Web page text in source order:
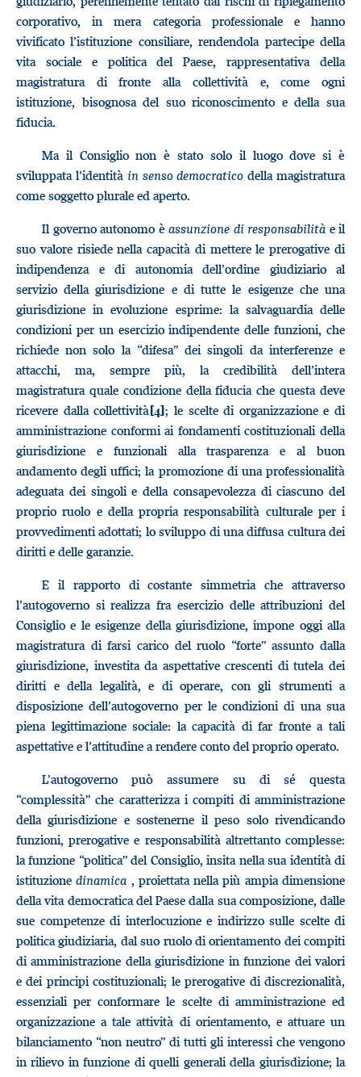
corporativo, in mera categoria professionale e hanno
vivificato l’istituzione consiliare, rendendola partecipe della
vita sociale e politica del Paese, rappresentativa della
magistratura di fronte alla collettività e, come ogni
istituzione, bisognosa del suo riconoscimento e della sua
fiducia.
Ma il Consiglio non è stato solo il luogo dove si è
sviluppata l’identità in senso democratico della magistratura
come soggetto plurale ed aperto.
Il governo autonomo è assunzione di responsabilità e il
suo valore risiede nella capacità di mettere le prerogative di
indipendenza e di autonomia dell’ordine giudiziario al
servizio della giurisdizione e di tutte le esigenze che una
giurisdizione in evoluzione esprime: la salvaguardia delle
condizioni per un esercizio indipendente delle funzioni, che
richiede non solo la “difesa” dei singoli da interferenze e
attacchi, ma, sempre più, la credibilità dell’intera
magistratura quale condizione della fiducia che questa deve
ricevere dalla collettività[4]; le scelte di organizzazione e di
amministrazione conformi ai fondamenti costituzionali della
giurisdizione e funzionali alla trasparenza e al buon
andamento degli uffici; la promozione di una professionalità
adeguata dei singoli e della consapevolezza di ciascuno del
proprio ruolo e della propria responsabilità culturale per i
provvedimenti adottati; lo sviluppo di una diffusa cultura dei
diritti e delle garanzie.
E il rapporto di costante simmetria che attraverso
l’autogoverno si realizza fra esercizio delle attribuzioni del
Consiglio e le esigenze della giurisdizione, impone oggi alla
magistratura di farsi carico del ruolo “forte” assunto dalla
giurisdizione, investita da aspettative crescenti di tutela dei
diritti e della legalità, e di operare, con gli strumenti a
disposizione dell’autogoverno per le condizioni di una sua
piena legittimazione sociale: la capacità di far fronte a tali
aspettative e l’attitudine a rendere conto del proprio operato.
L’autogoverno può assumere su di sé questa
“complessità” che caratterizza i compiti di amministrazione
della giurisdizione e sostenerne il peso solo rivendicando
funzioni, prerogative e responsabilità altrettanto complesse:
la funzione “politica” del Consiglio, insita nella sua identità di
istituzionedinamica , proiettata nella più ampia dimensione
della vita democratica del Paese dalla sua composizione, dalle
sue competenze di interlocuzione e indirizzo sulle scelte di
politica giudiziaria, dal suo ruolo di orientamento dei compiti
di amministrazione della giurisdizione in funzione dei valori
e dei principi costituzionali; le prerogative di discrezionalità,
essenziali per conformare le scelte di amministrazione ed
organizzazione a tale attività di orientamento, e attuare un
bilanciamento “non neutro” di tutti gli interessi che vengono
in rilievo in funzione di quelli generali della giurisdizione; la